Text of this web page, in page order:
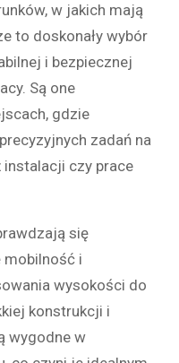
w jakich mają
to doskonały wybór
i bezpiecznej
Są one
gdzie
zadań na
czy prace
się
mobilność i
wysokości do
konstrukcji i
wygodne w